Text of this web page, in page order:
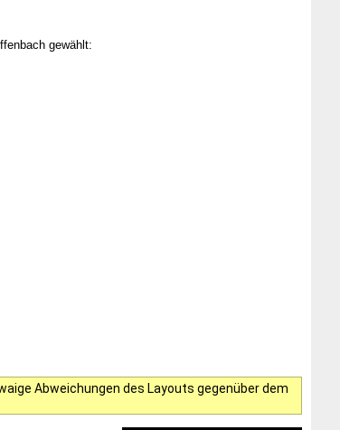
gewählt:
Abweichungen des Layouts gegenüber dem